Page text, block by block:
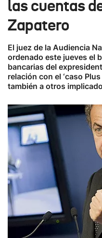
las cuentas
Zapatero
El juez de la Audiencia
ordenado este jueves el
bancarias del
relación con el ‘caso
también a otros